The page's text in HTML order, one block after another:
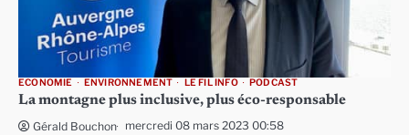
ECONOMIE ENVIRONNEMENT LE FIL INFO PODCAST
La montagne plus inclusive, plus éco-responsable
Gérald Bouchon mercredi 08 mars 2023 00:58